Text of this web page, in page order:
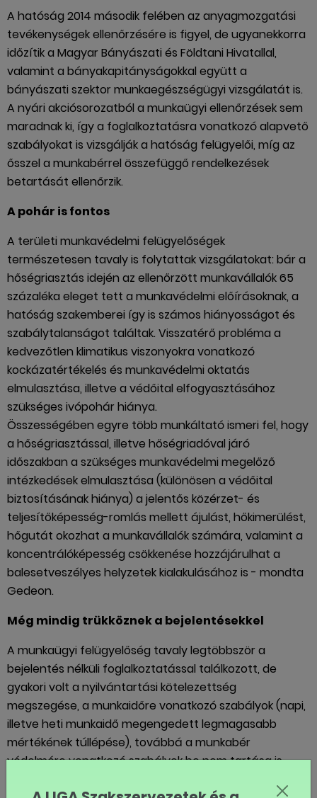
A hatóság 2014 második felében az anyagmozgatási
tevékenységek ellenőrzésére is figyel, de ugyanekkorra
időzítik a Magyar Bányászati és Földtani Hivatallal,
valamint a bányakapitányságokkal együtt a
bányászati szektor munkaegészségügyi vizsgálatát is.
A nyári akciósorozatból a munkaügyi ellenőrzések sem
maradnak ki, így a foglalkoztatásra vonatkozó alapvető
szabályokat is vizsgálják a hatóság felügyelői, míg az
ősszel a munkabérrel összefüggő rendelkezések
betartását ellenőrzik.
A pohár is fontos
A területi munkavédelmi felügyelőségek
természetesen tavaly is folytattak vizsgálatokat: bár a
hőségriasztás idején az ellenőrzött munkavállalók 65
százaléka eleget tett a munkavédelmi előírásoknak, a
hatóság szakemberei így is számos hiányosságot és
szabálytalanságot találtak. Visszatérő probléma a
kedvezőtlen klimatikus viszonyokra vonatkozó
kockázatértékelés és munkavédelmi oktatás
elmulasztása, illetve a védőital elfogyasztásához
szükséges ivópohár hiánya.
Összességében egyre több munkáltató ismeri fel, hogy
a hőségriasztással, illetve hőségriadóval járó
időszakban a szükséges munkavédelmi megelőző
intézkedések elmulasztása (különösen a védőital
biztosításának hiánya) a jelentős közérzet- és
teljesítőképesség-romlás mellett ájulást, hőkimerülést,
hőgutát okozhat a munkavállalók számára, valamint a
koncentrálóképesség csökkenése hozzájárulhat a
balesetveszélyes helyzetek kialakulásához is - mondta
Gedeon.
Még mindig trükköznek a bejelentésekkel
A munkaügyi felügyelőség tavaly legtöbbször a
bejelentés nélküli foglalkoztatással találkozott, de
gyakori volt a nyilvántartási kötelezettség
megszegése, a munkaidőre vonatkozó szabályok (napi,
illetve heti munkaidő megengedett legmagasabb
mértékének túllépése), továbbá a munkabér
védelmére vonatkozó szabályok be nem tartása is.